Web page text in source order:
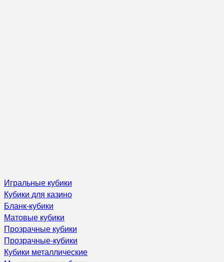
Игральные кубики
Кубики для казино
Бланк-кубики
Матовые кубики
Прозрачные кубики
Прозрачные-кубики
Кубики металлические